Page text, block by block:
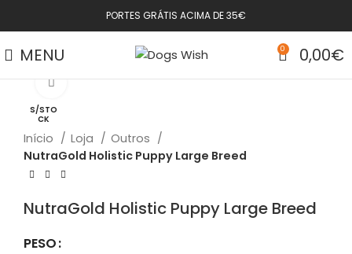
PORTES GRÁTIS ACIMA DE 35€
MENU 0 0,00€
S/STO
CK
Click to enlarge
Início Loja
Outros
NutraGold Holistic Puppy Large Breed
NutraGold Holistic Puppy Large Breed
PESO